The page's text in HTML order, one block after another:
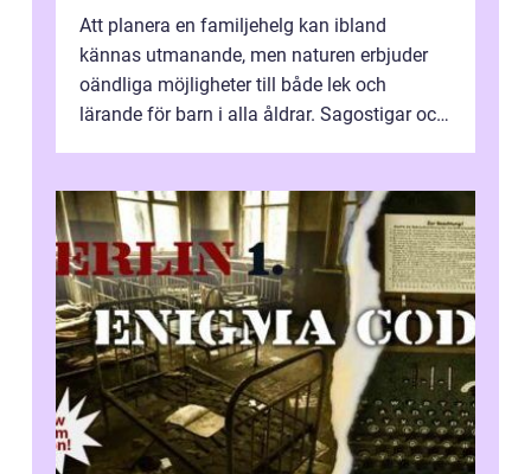
Att planera en familjehelg kan ibland
kännas utmanande, men naturen erbjuder
oändliga möjligheter till både lek och
lärande för barn i alla åldrar. Sagostigar och